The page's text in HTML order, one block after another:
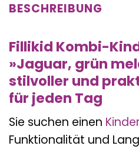
BESCHREIBUNG
Fillikid Kombi-
»Jaguar, grün
stilvoller und
für jeden Tag
Sie suchen einen
Funktionalität und